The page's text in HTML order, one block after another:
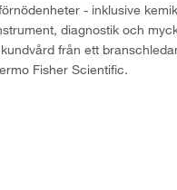
- inklusive
diagnostik och
från ett
Fisher Scientific.